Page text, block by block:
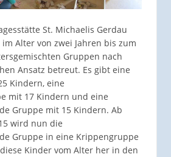
St. Michaelis Gerdau
Alter von zwei Jahren bis zum
Gruppen nach
Ansatz betreut. Es gibt eine
Kindern, eine
mit 17 Kindern und eine
Gruppe mit 15 Kindern. Ab
wird nun die
Gruppe in eine Krippengruppe
Kinder vom Alter her in den